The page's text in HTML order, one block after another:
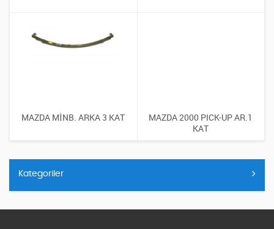
MAZDA MİNB. ARKA 3 KAT
MAZDA 2000 PICK-UP AR.1
KAT
Kategoriler